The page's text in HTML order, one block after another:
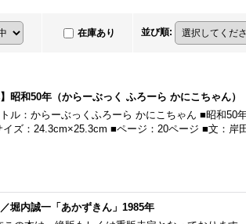
在庫あり 並び順:
】昭和50年（からーぶっく ふろーら かにこちゃん）
ル：からーぶっくふろーら かにこちゃん ■昭和50
イズ：24.3cm×25.3cm ■ページ：20ページ ■文：岸
堀内誠一「あかずきん」1985年